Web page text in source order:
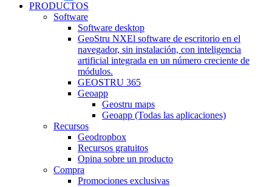
PRODUCTOS
Software
Software desktop
GeoStru NXEl software de escritorio en el
navegador, sin instalación, con inteligencia
artificial integrada en un número creciente de
módulos.
GEOSTRU 365
Geoapp
Geostru maps
Geoapp (Todas las aplicaciones)
Recursos
Geodropbox
Recursos gratuitos
Opina sobre un producto
Compra
Promociones exclusivas